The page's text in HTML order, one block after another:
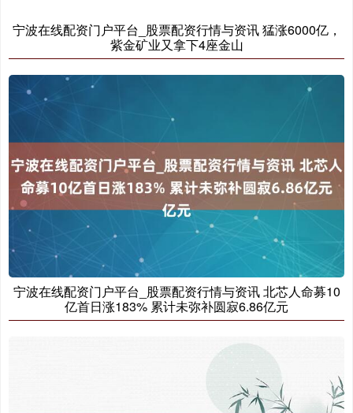
7877.80
宁波在线配资门户平台_股票配资行情与资讯 猛涨6000亿，
紫金矿业又拿下4座金山
宁波在线配资门户平台_股票配资行情与资讯 北芯人命募10
亿首日涨183% 累计未弥补圆寂6.86亿元